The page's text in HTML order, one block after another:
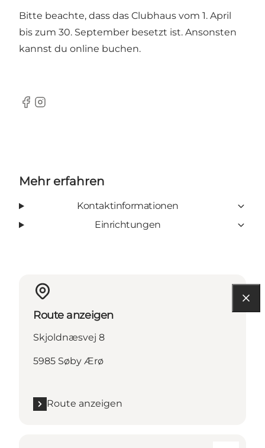
Bitte beachte, dass das Clubhaus vom 1. April
bis zum 30. September besetzt ist. Ansonsten
kannst du online buchen.
Facebook
Instagram
Mehr erfahren
Kontaktinformationen
Einrichtungen
Route anzeigen
Skjoldnæsvej 8
5985 Søby Ærø
Route anzeigen